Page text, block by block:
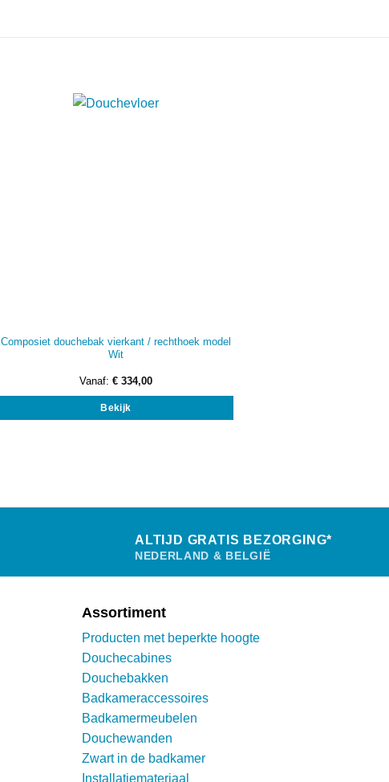
Composiet douchebak vierkant / rechthoek model
Wit
Vanaf: €334,00
Bekijk
kan
worden
op
ALTIJD GRATIS BEZORGING*
NEDERLAND & BELGIË
Assortiment
Producten met beperkte hoogte
Douchecabines
Douchebakken
Badkameraccessoires
Badkamermeubelen
Douchewanden
Zwart in de badkamer
Installatiemateriaal